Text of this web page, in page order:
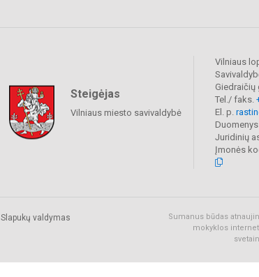
Steigėjas
Vilniaus miesto savivaldybė
Vilniaus
Giedraičių
Tel./ faks.
El. p.
Juridinių
Įmonės
Slapukų valdymas
Sumanus būdas
mokyklos